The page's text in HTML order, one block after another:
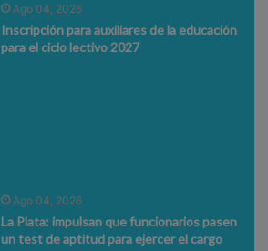
Ago 04, 2026
Inscripción para auxiliares de la educación
para el ciclo lectivo 2027
Ago 04, 2026
La Plata: impulsan que funcionarios pasen
un test de aptitud para ejercer el cargo